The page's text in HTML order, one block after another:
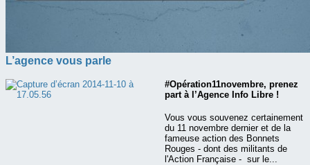
L’agence vous parle
#Opération11novembre, prenez
part à l’Agence Info Libre !
Vous vous souvenez certainement
du 11 novembre dernier et de la
fameuse action des Bonnets
Rouges - dont des militants de
l'Action Française - sur le...